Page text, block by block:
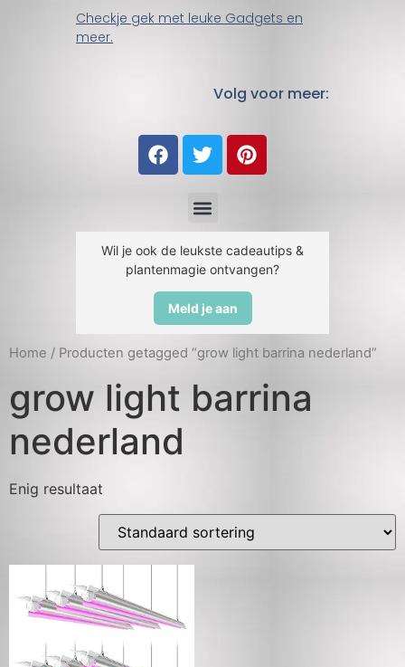
Checkje gek met leuke Gadgets en
meer.
Volg voor meer:
Wil je ook de leukste cadeautips &
plantenmagie ontvangen?
Meld je aan
Home / Producten getagged “grow light barrina nederland”
grow light barrina
nederland
Enig resultaat